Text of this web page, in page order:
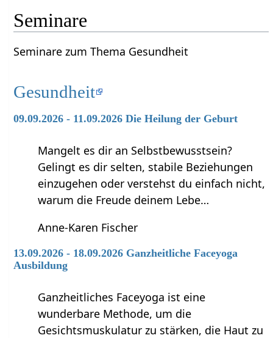
Seminare
Seminare zum Thema Gesundheit
Gesundheit
09.09.2026 - 11.09.2026 Die Heilung der Geburt
Mangelt es dir an Selbstbewusstsein?
Gelingt es dir selten, stabile Beziehungen
einzugehen oder verstehst du einfach nicht,
warum die Freude deinem Lebe…
Anne-Karen Fischer
13.09.2026 - 18.09.2026 Ganzheitliche Faceyoga
Ausbildung
Ganzheitliches Faceyoga ist eine
wunderbare Methode, um die
Gesichtsmuskulatur zu stärken, die Haut zu